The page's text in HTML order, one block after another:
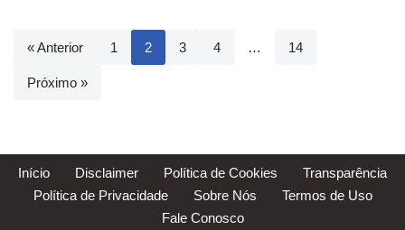
« Anterior 1 2 3 4 … 14
Próximo »
Início Disclaimer Política de Cookies
Transparência
Política de Privacidade
Sobre Nós
Termos de Uso
Fale Conosco